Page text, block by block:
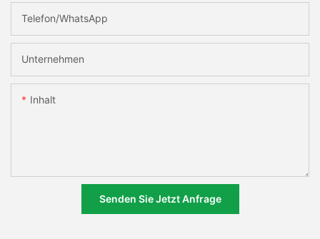
Telefon/WhatsApp
Unternehmen
Inhalt
Senden Sie Jetzt Anfrage